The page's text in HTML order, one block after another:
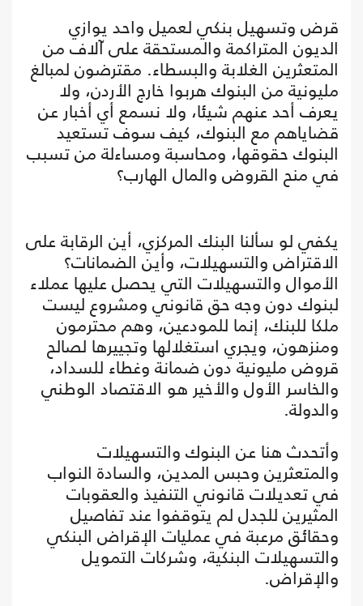
قرض وتسهيل بنكي لعميل واحد يوازي
الديون المتراكمة والمستحقة على آلاف من
المتعثرين الغلابة والبسطاء. مقترضون لمبالغ
مليونية من البنوك هربوا خارج الأردن، ولا
يعرف أحد عنهم شيئا، ولا نسمع أي أخبار عن
قضاياهم مع البنوك، كيف سوف تستعيد
البنوك حقوقها، ومحاسبة ومساءلة من تسبب
في منح القروض والمال الهارب؟
يكفي لو سألنا البنك المركزي، أين الرقابة على
الاقتراض والتسهيلات، وأين الضمانات؟
الأموال والتسهيلات التي يحصل عليها عملاء
لبنوك دون وجه حق قانوني ومشروع ليست
ملكا للبنك، إنما للمودعين، وهم محترمون
ومنزهون، ويجري استغلالها وتجييرها لصالح
قروض مليونية دون ضمانة وغطاء للسداد،
والخاسر الأول والأخير هو الاقتصاد الوطني
والدولة.
وأتحدث هنا عن البنوك والتسهيلات
والمتعثرين وحبس المدين، والسادة النواب
في تعديلات قانوني التنفيذ والعقوبات
المثيرين للجدل لم يتوقفوا عند تفاصيل
وحقائق مرعبة في عمليات الإقراض البنكي
والتسهيلات البنكية، وشركات التمويل
والإقراض.